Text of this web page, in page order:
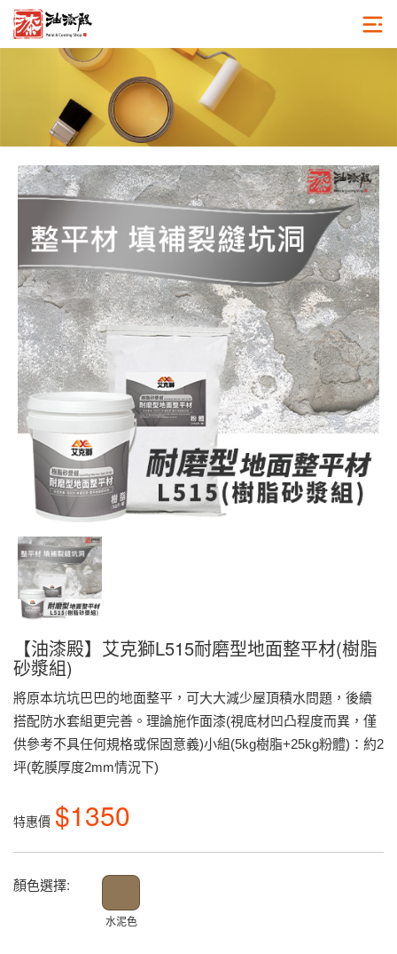
【油漆殿】艾克獅L515耐磨型地面整平材(樹脂
砂漿組)
將原本坑坑巴巴的地面整平，可大大減少屋頂積水問題，後續
搭配防水套組更完善。理論施作面漆(視底材凹凸程度而異，僅
供參考不具任何規格或保固意義)小組(5kg樹脂+25kg粉體)：約2
坪(乾膜厚度2mm情況下)
特惠價 $1350
顏色選擇:
水泥色